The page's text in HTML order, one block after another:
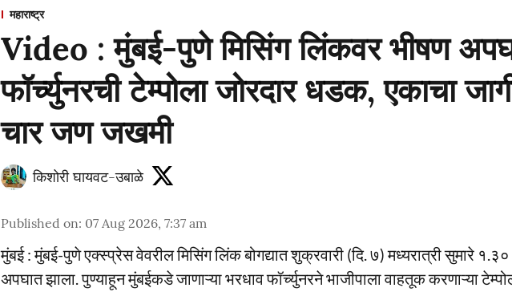
महाराष्ट्र
Video : मुंबई-पुणे मिसिंग लिंकवर भीषण
फॉर्च्युनरची टेम्पोला जोरदार धडक, एकाचा
चार जण जखमी
किशोरी घायवट-उबाळे
Published on: 07 Aug 2026, 7:37 am
मुंबई : मुंबई-पुणे एक्स्प्रेस वेवरील मिसिंग लिंक बोगद्यात शुक्रवारी (दि. ७) मध्यरात्री सुमारे
अपघात झाला. पुण्याहून मुंबईकडे जाणाऱ्या भरधाव फॉर्च्युनरने भाजीपाला वाहतूक करणाऱ्या